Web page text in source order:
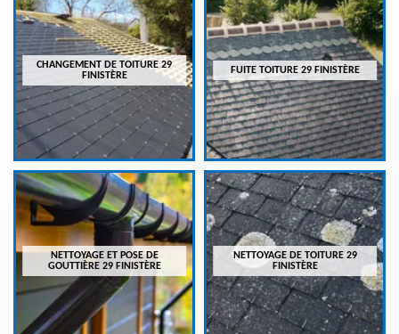
CHANGEMENT DE TOITURE 29
FINISTÈRE
FUITE TOITURE 29 FINISTÈRE
NETTOYAGE ET POSE DE
GOUTTIÈRE 29 FINISTÈRE
NETTOYAGE DE TOITURE 29
FINISTÈRE